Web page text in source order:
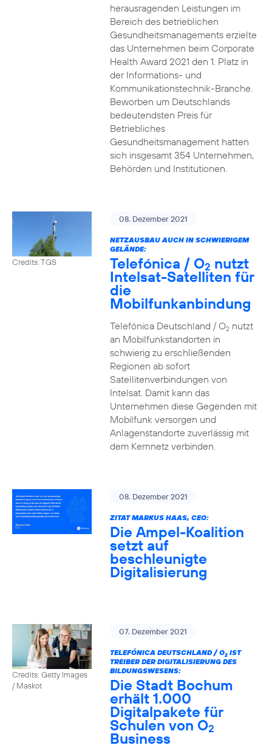
herausragenden Leistungen im
Bereich des betrieblichen
Gesundheitsmanagements erzielte
das Unternehmen beim Corporate
Health Award 2021 den 1. Platz in
der Informations- und
Kommunikationstechnik-Branche.
Beworben um Deutschlands
bedeutendsten Preis für
Betriebliches
Gesundheitsmanagement hatten
sich insgesamt 354 Unternehmen,
Behörden und Institutionen.
Credits: TGS
08. Dezember 2021
NETZAUSBAU AUCH IN SCHWIERIGEM
GELÄNDE:
Telefónica / O2 nutzt
Intelsat-Satelliten für
die
Mobilfunkanbindung
Telefónica Deutschland / O2nutzt
an Mobilfunkstandorten in
schwierig zu erschließenden
Regionen ab sofort
Satellitenverbindungen von
Intelsat. Damit kann das
Unternehmen diese Gegenden mit
Mobilfunk versorgen und
Anlagenstandorte zuverlässig mit
dem Kernnetz verbinden.
08. Dezember 2021
ZITAT MARKUS HAAS, CEO:
Die Ampel-Koalition
setzt auf
beschleunigte
Digitalisierung
Credits: Getty Images
/ Maskot
07. Dezember 2021
TELEFÓNICA DEUTSCHLAND / O2IST
TREIBER DER DIGITALISIERUNG DES
BILDUNGSWESENS:
Die Stadt Bochum
erhält 1.000
Digitalpakete für
Schulen von O2
Business